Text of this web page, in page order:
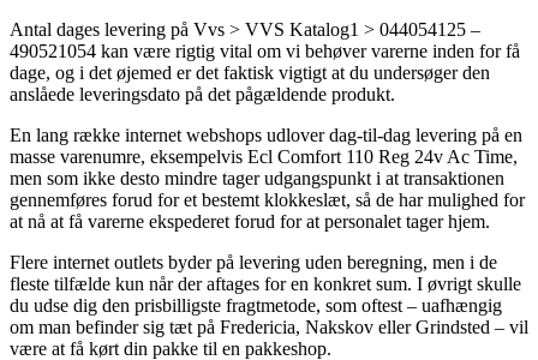
Antal dages levering på Vvs > VVS Katalog1 > 044054125 –
490521054 kan være rigtig vital om vi behøver varerne inden for få
dage, og i det øjemed er det faktisk vigtigt at du undersøger den
anslåede leveringsdato på det pågældende produkt.
En lang række internet webshops udlover dag-til-dag levering på en
masse varenumre, eksempelvis Ecl Comfort 110 Reg 24v Ac Time,
men som ikke desto mindre tager udgangspunkt i at transaktionen
gennemføres forud for et bestemt klokkeslæt, så de har mulighed for
at nå at få varerne ekspederet forud for at personalet tager hjem.
Flere internet outlets byder på levering uden beregning, men i de
fleste tilfælde kun når der aftages for en konkret sum. I øvrigt skulle
du udse dig den prisbilligste fragtmetode, som oftest – uafhængig
om man befinder sig tæt på Fredericia, Nakskov eller Grindsted – vil
være at få kørt din pakke til en pakkeshop.